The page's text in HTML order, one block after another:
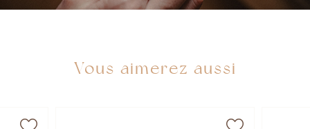
Vous aimerez aussi